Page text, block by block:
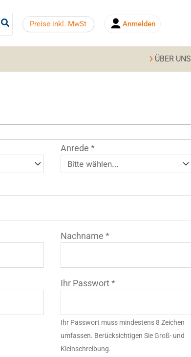
Preise inkl. MwSt Anmelden
ÜBER UNS
Anrede *
Nachname *
Ihr Passwort*
Ihr Passwort muss mindestens 8 Zeichen
umfassen. Berücksichtigen Sie Groß- und
Kleinschreibung.